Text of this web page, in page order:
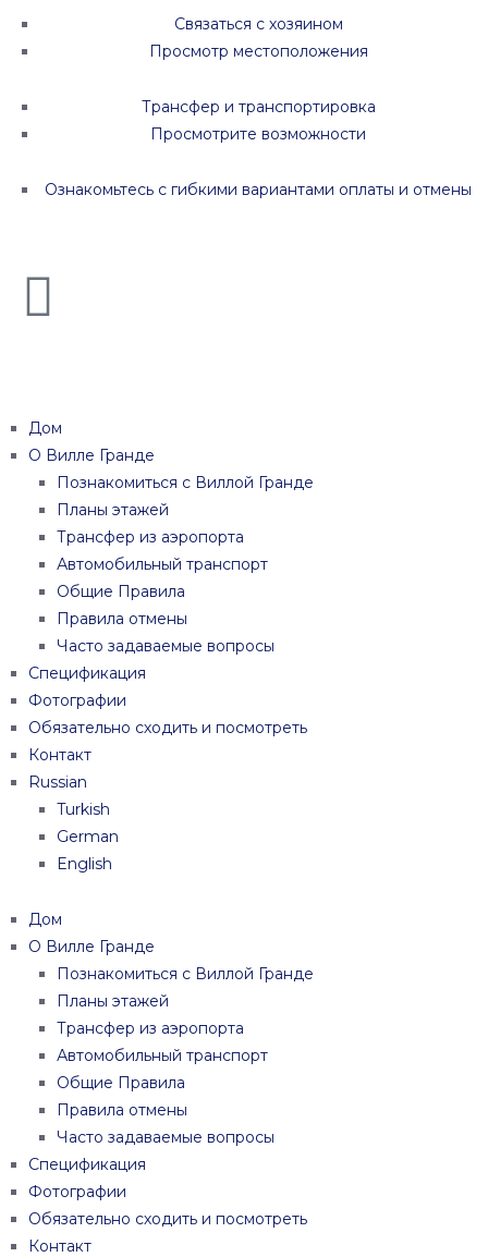
Связаться с хозяином
Просмотр местоположения
Трансфер и транспортировка
Просмотрите возможности
Ознакомьтесь с гибкими вариантами оплаты и отмены
Дом
О Вилле Гранде
Познакомиться с Виллой Гранде
Планы этажей
Трансфер из аэропорта
Автомобильный транспорт
Общие Правила
Правила отмены
Часто задаваемые вопросы
Спецификация
Фотографии
Обязательно сходить и посмотреть
Контакт
Russian
Turkish
German
English
Дом
О Вилле Гранде
Познакомиться с Виллой Гранде
Планы этажей
Трансфер из аэропорта
Автомобильный транспорт
Общие Правила
Правила отмены
Часто задаваемые вопросы
Спецификация
Фотографии
Обязательно сходить и посмотреть
Контакт